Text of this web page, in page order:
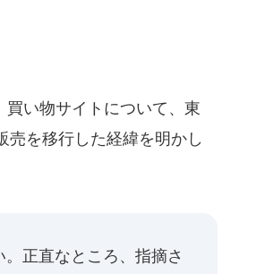
い物サイトについて、東
売を移行した経緯を明かし
正直なところ、指摘さ